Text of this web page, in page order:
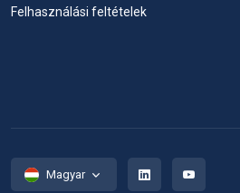
Felhasználási feltételek
Magyar